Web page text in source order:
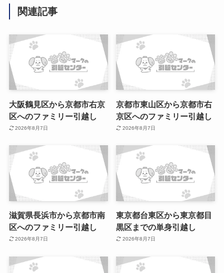
関連記事
大阪鶴見区から京都市右京
区へのファミリー引越し
2026年8月7日
京都市東山区から京都市右
京区へのファミリー引越し
2026年8月7日
滋賀県長浜市から京都市南
区へのファミリー引越し
2026年8月7日
東京都台東区から東京都目
黒区までの単身引越し
2026年8月7日